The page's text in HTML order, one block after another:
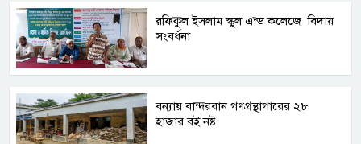
রফিকুল ইসলাম স্কুল এন্ড কলেজে বিদায়
সংবর্ধনা
বন্যায় বান্দরবান গণগ্রন্থাগারের ২৮
হাজার বই নষ্ট